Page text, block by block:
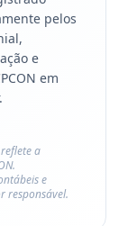
pelos
e
em
a
e
responsável.